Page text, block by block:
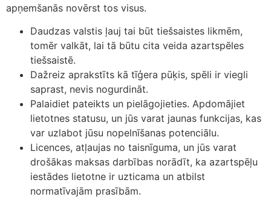
apņemšanās novērst tos visus.
Daudzas valstis ļauj tai būt tiešsaistes likmēm,
tomēr valkāt, lai tā būtu cita veida azartspēles
tiešsaistē.
Dažreiz aprakstīts kā tīģera pūķis, spēli ir viegli
saprast, nevis nogurdināt.
Palaidiet pateikts un pielāgojieties. Apdomājiet
lietotnes statusu, un jūs varat jaunas funkcijas, kas
var uzlabot jūsu nopelnīšanas potenciālu.
Licences, atļaujas no taisnīguma, un jūs varat
drošākas maksas darbības norādīt, ka azartspēļu
iestādes lietotne ir uzticama un atbilst
normatīvajām prasībām.